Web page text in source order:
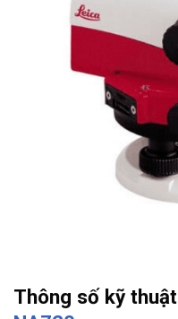
Thông số kỹ thuật